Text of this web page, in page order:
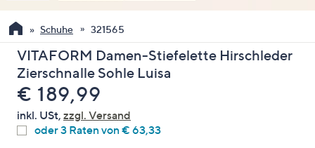
verwenden
Sie
die
Pfeiltasten
nach
oben
und
nach
Schuhe 321565
VITAFORM Damen-Stiefelette Hirschleder
Zierschnalle Sohle Luisa
Gelöscht
€ 189,99
inkl. USt, zzgl. Versand
oder 3 Raten von € 63,33